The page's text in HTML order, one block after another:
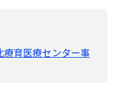
療育医療センター事